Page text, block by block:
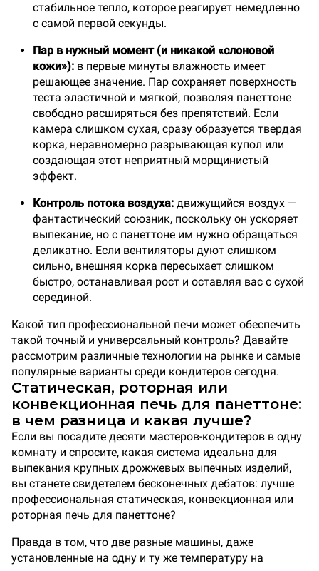
стабильное тепло, которое реагирует немедленно
с самой первой секунды.
Пар в нужный момент (и никакой «слоновой
кожи»): в первые минуты влажность имеет
решающее значение. Пар сохраняет поверхность
теста эластичной и мягкой, позволяя панеттоне
свободно расширяться без препятствий. Если
камера слишком сухая, сразу образуется твердая
корка, неравномерно разрывающая купол или
создающая этот неприятный морщинистый
эффект.
Контроль потока воздуха: движущийся воздух —
фантастический союзник, поскольку он ускоряет
выпекание, но с панеттоне им нужно обращаться
деликатно. Если вентиляторы дуют слишком
сильно, внешняя корка пересыхает слишком
быстро, останавливая рост и оставляя вас с сухой
серединой.
Какой тип профессиональной печи может обеспечить
такой точный и универсальный контроль? Давайте
рассмотрим различные технологии на рынке и самые
популярные варианты среди кондитеров сегодня.
Статическая, роторная или
конвекционная печь для панеттоне:
в чем разница и какая лучше?
Если вы посадите десяти мастеров-кондитеров в одну
комнату и спросите, какая система идеальна для
выпекания крупных дрожжевых выпечных изделий,
вы станете свидетелем бесконечных дебатов: лучше
профессиональная статическая, конвекционная или
роторная печь для панеттоне?
Правда в том, что две разные машины, даже
установленные на одну и ту же температуру на